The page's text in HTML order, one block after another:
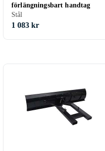
förlängningsbart handtag
Stål
1 083 kr